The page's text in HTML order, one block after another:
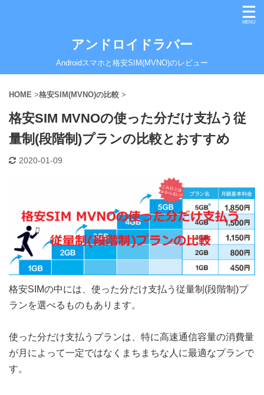
アンドロイドラバー
Androidスマホと格安SIM(MVNO)のレビュー
HOME >格安SIM(MVNO)の比較 >
格安SIM MVNOの使った分だけ支払う従
量制(段階制)プランの比較とおすすめ
2020-01-09
格安SIMの中には、使った分だけ支払う従量制(段階制)プ
ランを選べるものもあります。
使った分だけ支払うプランは、特に高速通信容量の消費量
が月によって一定ではなくまちまちな人に最適なプランで
す。